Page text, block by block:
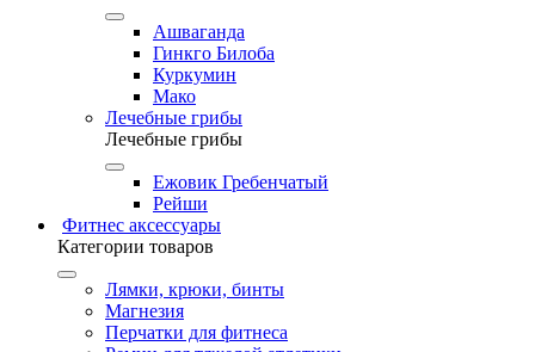
Ашваганда
Гинкго Билоба
Куркумин
Мако
Лечебные грибы
Лечебные грибы
Ежовик Гребенчатый
Рейши
Фитнес аксессуары
Категории товаров
Лямки, крюки, бинты
Магнезия
Перчатки для фитнеса